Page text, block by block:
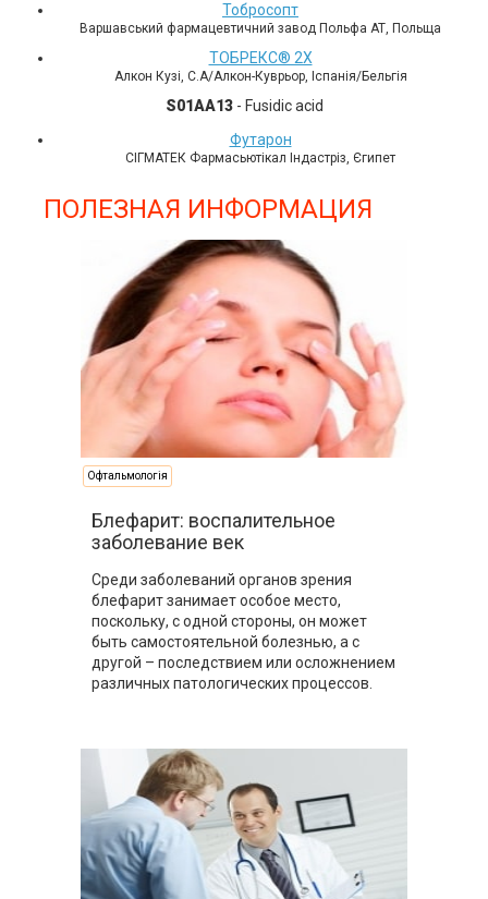
Тобросопт
Варшавський фармацевтичний завод Польфа АТ, Польща
ТОБРЕКС® 2Х
Алкон Кузі, С.А/Алкон-Куврьор, Іспанія/Бельгія
S01AA13- Fusidic acid
Футарон
СІГМАТЕК Фармасьютікал Індастріз, Єгипет
ПОЛЕЗНАЯ ИНФОРМАЦИЯ
Офтальмологія
Блефарит: воспалительное
заболевание век
Среди заболеваний органов зрения
блефарит занимает особое место,
поскольку, с одной стороны, он может
быть самостоятельной болезнью, а с
другой – последствием или осложнением
различных патологических процессов.